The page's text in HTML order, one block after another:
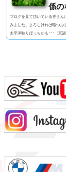
係の
ブログを見て頂いている皆さん
みました。よろしければ暇つ
太平洋独りぼっちかも･･･（冗